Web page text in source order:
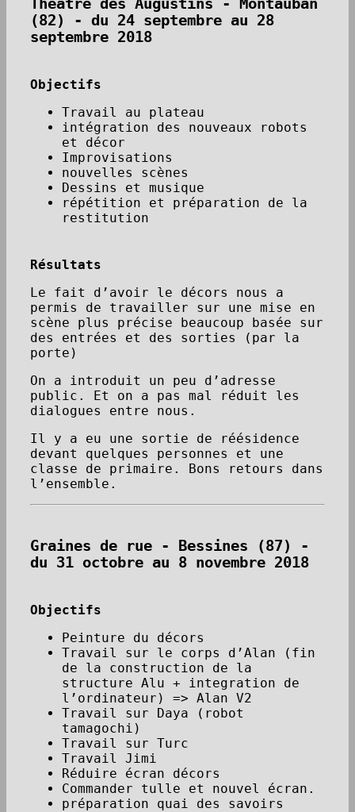
Théâtre des Augustins - Montauban
(82) - du 24 septembre au 28
septembre 2018
Objectifs
Travail au plateau
intégration des nouveaux robots
et décor
Improvisations
nouvelles scènes
Dessins et musique
répétition et préparation de la
restitution
Résultats
Le fait d’avoir le décors nous a
permis de travailler sur une mise en
scène plus précise beaucoup basée sur
des entrées et des sorties (par la
porte)
On a introduit un peu d’adresse
public. Et on a pas mal réduit les
dialogues entre nous.
Il y a eu une sortie de réésidence
devant quelques personnes et une
classe de primaire. Bons retours dans
l’ensemble.
Graines de rue - Bessines (87) -
du 31 octobre au 8 novembre 2018
Objectifs
Peinture du décors
Travail sur le corps d’Alan (fin
de la construction de la
structure Alu + integration de
l’ordinateur) => Alan V2
Travail sur Daya (robot
tamagochi)
Travail sur Turc
Travail Jimi
Réduire écran décors
Commander tulle et nouvel écran.
préparation quai des savoirs